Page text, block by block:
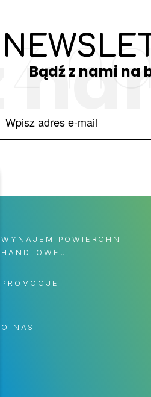
Bądź z nami na
WYNAJEM POWIERCHNI
HANDLOWEJ
PROMOCJE
O NAS